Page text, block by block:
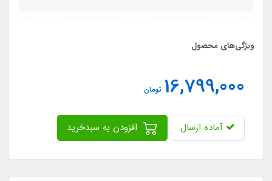
ویژگی‌های محصول
16,799,000 تومان
آماده ارسال